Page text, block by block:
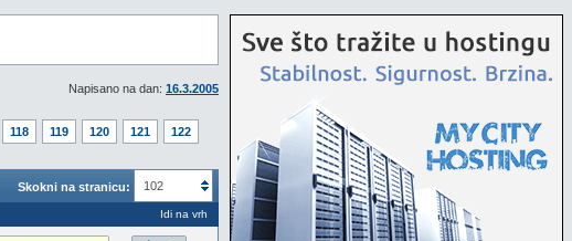
Napisano na dan: 16.3.2005
118 119 120 121
122
Skokni na stranicu: 102
Idi na vrh